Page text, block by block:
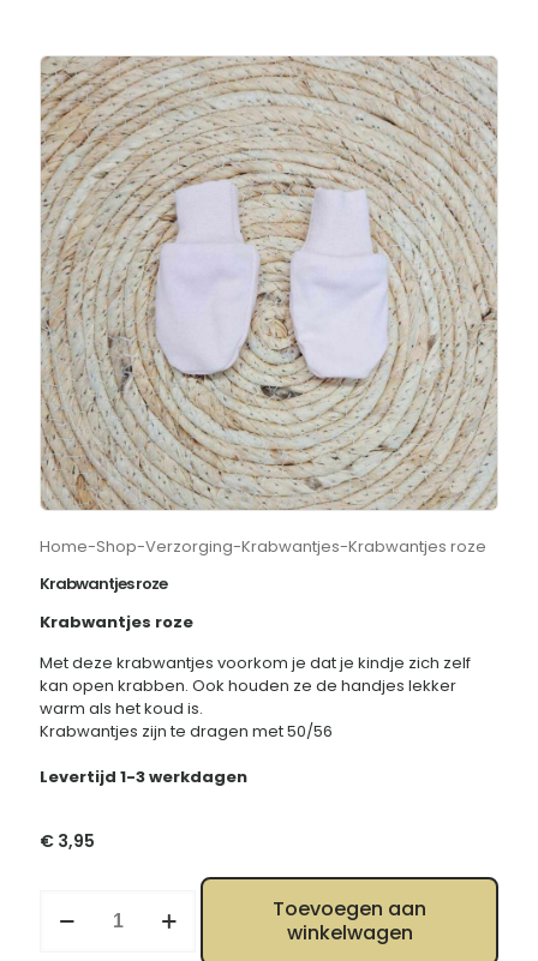
Home-Shop-Verzorging-Krabwantjes-Krabwantjes roze
Krabwantjes roze
Krabwantjes roze
Met deze krabwantjes voorkom je dat je kindje zich zelf
kan open krabben. Ook houden ze de handjes lekker
warm als het koud is.
Krabwantjes zijn te dragen met 50/56
Levertijd 1-3 werkdagen
€ 3,95
roze
Toevoegen aan
winkelwagen